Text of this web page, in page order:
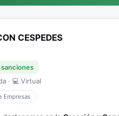
CESPEDES
· 💻 Virtual
Empresas